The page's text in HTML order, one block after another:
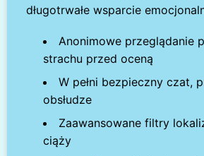
długotrwałe wsparcie
Anonimowe przeglądanie
strachu przed oceną
W pełni bezpieczny czat,
obsłudze
Zaawansowane filtry
ciąży